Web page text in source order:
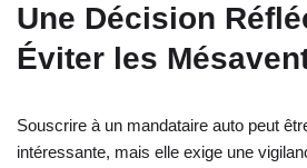
Une Décision
Éviter les
Souscrire à un mandataire auto peut
intéressante, mais elle exige une